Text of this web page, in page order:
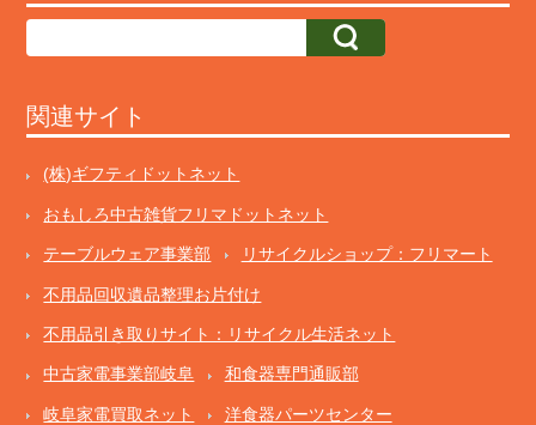
関連サイト
(株)ギフティドットネット
おもしろ中古雑貨フリマドットネット
テーブルウェア事業部 リサイクルショップ：フリマート
不用品回収遺品整理お片付け
不用品引き取りサイト：リサイクル生活ネット
中古家電事業部岐阜 和食器専門通販部
岐阜家電買取ネット 洋食器パーツセンター